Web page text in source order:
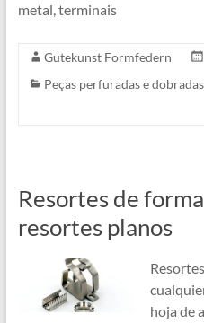
metal, terminais
Gutekunst Formfedern
Peças perfuradas e dobradas
Resortes de
resortes planos
hoja de